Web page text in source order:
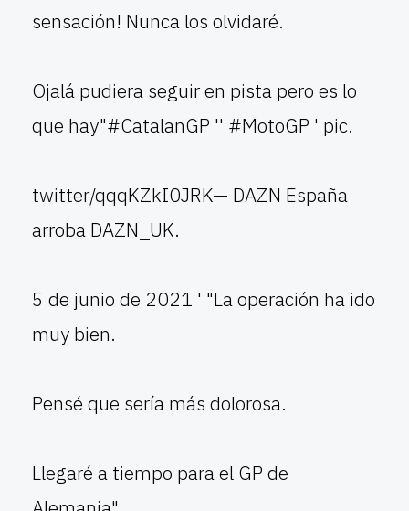
sensación! Nunca los olvidaré.
Ojalá pudiera seguir en pista pero es lo
que hay"#CatalanGP '' #MotoGP ' pic.
twitter/qqqKZkI0JRK— DAZN España
arroba DAZN_UK.
5 de junio de 2021 ' "La operación ha ido
muy bien.
Pensé que sería más dolorosa.
Llegaré a tiempo para el GP de